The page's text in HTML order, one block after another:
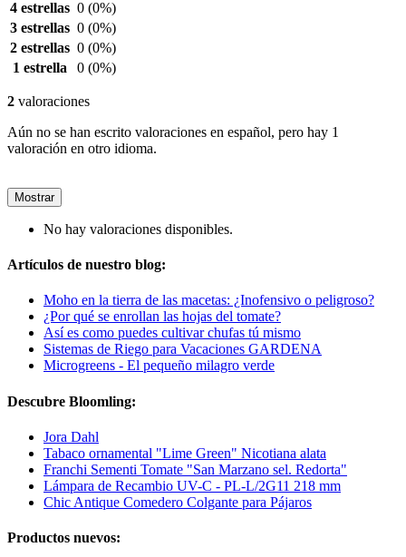
4 estrellas 0 (0%)
3 estrellas 0 (0%)
2 estrellas 0 (0%)
1 estrella
0 (0%)
2 valoraciones
Aún no se han escrito valoraciones en español, pero hay 1
valoración en otro idioma.
Mostrar
No hay valoraciones disponibles.
Artículos de nuestro blog:
Moho en la tierra de las macetas: ¿Inofensivo o peligroso?
¿Por qué se enrollan las hojas del tomate?
Así es como puedes cultivar chufas tú mismo
Sistemas de Riego para Vacaciones GARDENA
Microgreens - El pequeño milagro verde
Descubre Bloomling:
Jora Dahl
Tabaco ornamental "Lime Green" Nicotiana alata
Franchi Sementi Tomate "San Marzano sel. Redorta"
Lámpara de Recambio UV-C - PL-L/2G11 218 mm
Chic Antique Comedero Colgante para Pájaros
Productos nuevos: